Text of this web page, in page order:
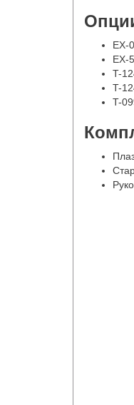
EX-
EX-
T-
T-
T-